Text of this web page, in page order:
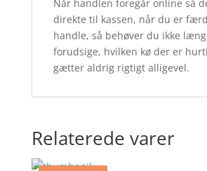
Når handlen foregår online så
direkte til kassen, når du er
handle, så behøver du ikke
forudsige, hvilken kø der er
gætter aldrig rigtigt alligevel.
Relaterede varer